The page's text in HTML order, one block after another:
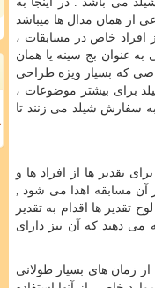
از همان مدال ها میباشد
افراد خاص در مسابقات ،
عنوان بج سینه یا همان
که بسیار ویژه طراحی
برای بیشتر موضوعات ،
سفارش شیلد می زنند تا
تقدیر ها از افراد ها و
آن مسابقه اهدا می شود ,
تقدیر ها اقدام به تقدیر
می دهند که آن نیز دارای
زمان های بسیار طولانی